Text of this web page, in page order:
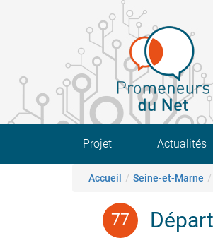
Main
Projet Actualités
Fil d'Ariane
Accueil Seine-et-Marne